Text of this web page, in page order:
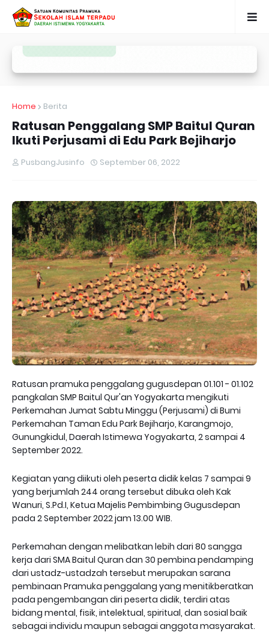
Home Berita
Ratusan Penggalang SMP Baitul Quran
Ikuti Perjusami di Edu Park Bejiharjo
PusbangJusinfo September 06, 2022
Ratusan pramuka penggalang gugusdepan 01.101 - 01.102
pangkalan SMP Baitul Qur'an Yogyakarta mengikuti
Perkemahan Jumat Sabtu Minggu (Perjusami) di Bumi
Perkemahan Taman Edu Park Bejiharjo, Karangmojo,
Gunungkidul, Daerah Istimewa Yogyakarta, 2 sampai 4
September 2022.
Kegiatan yang diikuti oleh peserta didik kelas 7 sampai 9
yang berjumlah 244 orang tersebut dibuka oleh Kak
Wanuri, S.Pd.I, Ketua Majelis Pembimbing Gugusdepan
pada 2 September 2022 jam 13.00 WIB.
Perkemahan dengan melibatkan lebih dari 80 sangga
kerja dari SMA Baitul Quran dan 30 pembina pendamping
dari ustadz-ustadzah tersebut merupakan sarana
pembinaan Pramuka penggalang yang menitikberatkan
pada pengembangan diri peserta didik, terdiri atas
bidang mental, fisik, intelektual, spiritual, dan sosial baik
sebagai individu maupun sebagai anggota masyarakat.